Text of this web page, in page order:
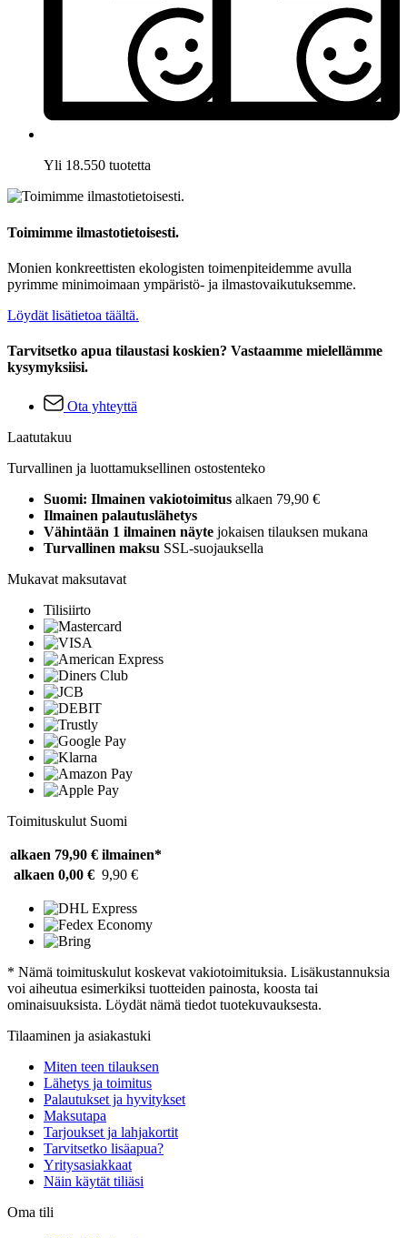
Yli 18.550 tuotetta
Toimimme ilmastotietoisesti.
Monien konkreettisten ekologisten toimenpiteidemme avulla
pyrimme minimoimaan ympäristö- ja ilmastovaikutuksemme.
Löydät lisätietoa täältä.
Tarvitsetko apua tilaustasi koskien? Vastaamme mielellämme
kysymyksiisi.
Ota yhteyttä
Laatutakuu
Turvallinen ja luottamuksellinen ostostenteko
Suomi: Ilmainen vakiotoimitus alkaen 79,90 €
Ilmainen palautuslähetys
Vähintään 1 ilmainen näyte jokaisen tilauksen mukana
Turvallinen maksu SSL-suojauksella
Mukavat maksutavat
Tilisiirto
Toimituskulut Suomi
alkaen 79,90 € ilmainen*
alkaen 0,00 € 9,90 €
* Nämä toimituskulut koskevat vakiotoimituksia. Lisäkustannuksia
voi aiheutua esimerkiksi tuotteiden painosta, koosta tai
ominaisuuksista. Löydät nämä tiedot tuotekuvauksesta.
Tilaaminen ja asiakastuki
Miten teen tilauksen
Lähetys ja toimitus
Palautukset ja hyvitykset
Maksutapa
Tarjoukset ja lahjakortit
Tarvitsetko lisäapua?
Yritysasiakkaat
Näin käytät tiliäsi
Oma tili